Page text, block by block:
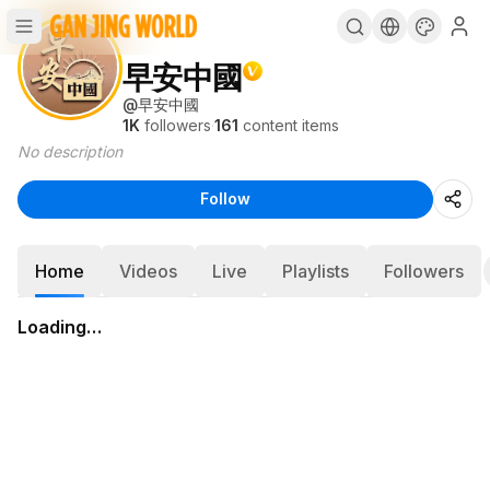
早安中國
@早安中國
1K followers·161 content items
No description
Follow
Home Videos Live Playlists Followers
Loading…